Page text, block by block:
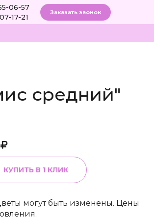
06-57
17-21
Заказать звонок
средний"
КУПИТЬ В 1 КЛИК
могут быть изменены. Цены